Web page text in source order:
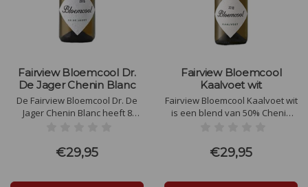
Fairview Bloemcool Dr.
De Jager Chenin Blanc
De Fairview Bloemcool Dr. De
Jager Chenin Blanc heeft 8
Een neus van rijpe abrikoos,
peer, verse hazelnoot en
€29,95
Fairview Bloemcool
Kaalvoet wit
Fairview Bloemcool Kaalvoet wit
is een blend van 50% Chenin
wijn met honingzoete
kweepeer, gele pruimen en
€29,95